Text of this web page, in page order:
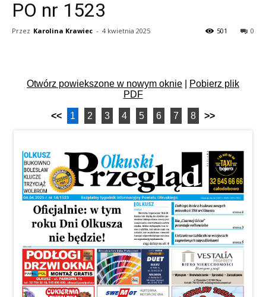
PO nr 1523
Przez Karolina Krawiec - 4 kwietnia 2025 0
501